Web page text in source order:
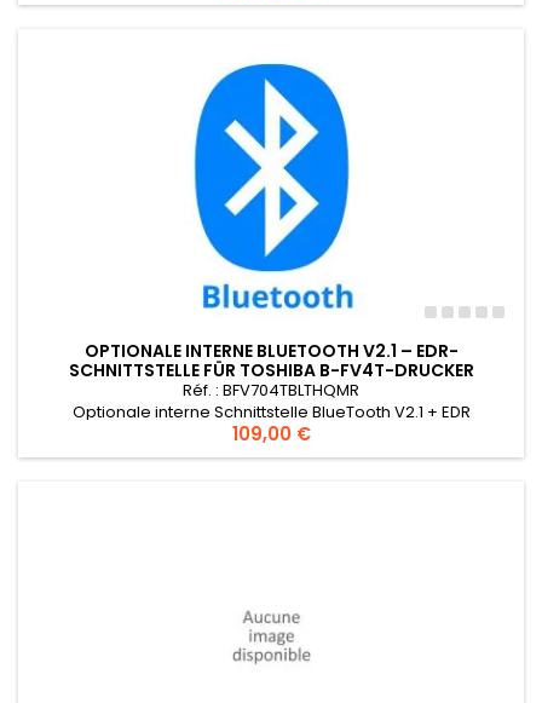
OPTIONALE INTERNE BLUETOOTH V2.1 – EDR-
SCHNITTSTELLE FÜR TOSHIBA B-FV4T-DRUCKER
Réf. : BFV704TBLTHQMR
Optionale interne Schnittstelle BlueTooth V2.1 + EDR
Preis
109,00 €